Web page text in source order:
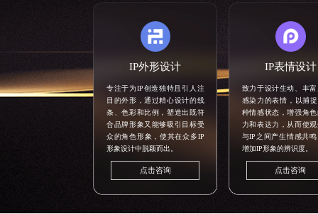
IP外形设计
专注于为IP创造独特且引人注
目的外形，通过精心设计的线
条、色彩和比例，塑造出既符
合品牌形象又能够吸引目标受
众的角色形象，使其在众多IP
形象设计中脱颖而出。
点击咨询
IP表情设计
致力于设计生动、丰
感染力的表情，以捕
种情感状态，增强角
力和表达力，从而使
与IP之间产生情感共
增加IP形象的辨识度。
点击咨询